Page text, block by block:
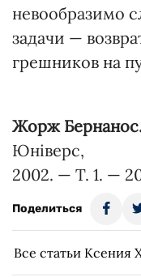
невообразимо
задачи —
грешников на
Жорж
Юніверс,
2002. — Т. 1. —
Поделиться
Все статьи Ксения